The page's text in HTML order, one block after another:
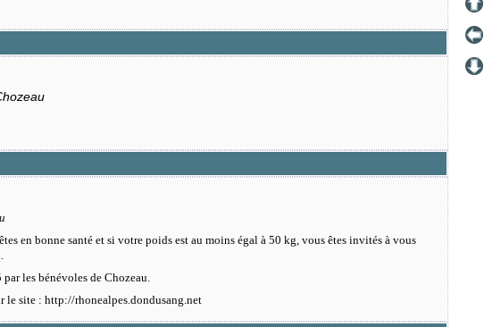
en bonne santé et si votre poids est au moins égal à 50 kg, vous êtes invités à vous
les bénévoles de Chozeau.
le site :http://rhonealpes.dondusang.net